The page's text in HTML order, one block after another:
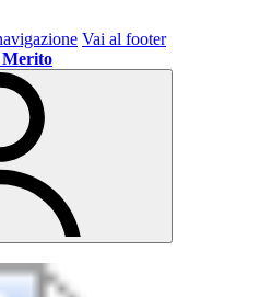
Vai al footer
Merito